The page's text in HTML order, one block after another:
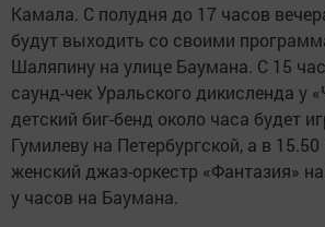
Камала. С полудня до 17 часов
будут выходить со своими
Шаляпину на улице Баумана. С 15
саунд-чек Уральского дикисленда у
детский биг-бенд около часа будет
Гумилеву на Петербургской, а в
женский джаз-оркестр «Фантазия»
у часов на Баумана.